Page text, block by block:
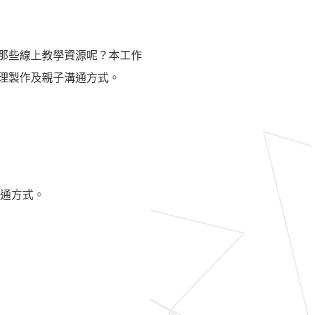
些線上教學資源呢？本工作
製作及親子溝通方式。
方式。